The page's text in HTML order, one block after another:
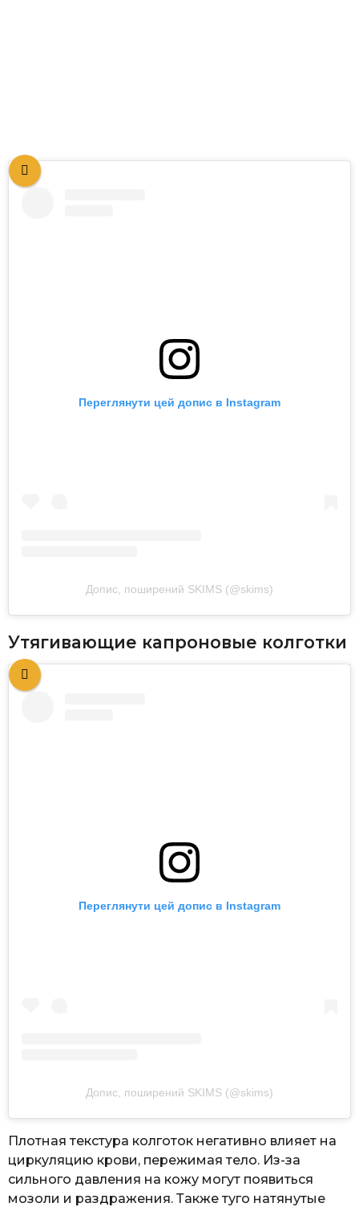
Переглянути цей допис в Instagram
Допис, поширений SKIMS (@skims)
Утягивающие капроновые колготки
Переглянути цей допис в Instagram
Допис, поширений SKIMS (@skims)
Плотная текстура колготок негативно влияет на
циркуляцию крови, пережимая тело. Из-за
сильного давления на кожу могут появиться
мозоли и раздражения. Также туго натянутые